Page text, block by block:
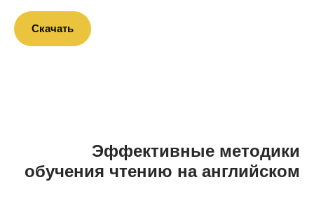
Скачать
Эффективные методики
обучения чтению на английском